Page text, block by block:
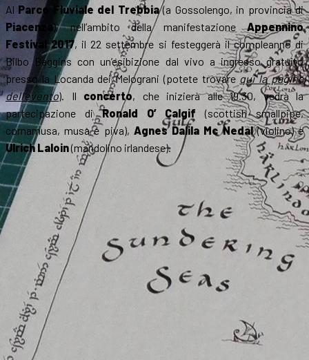
Al Parco Fluviale del Trebbia(a Gossolengo, in provincia di
Piacenza), nell’ambito della manifestazioneAppennino
Festival 2017, il 22 settembre si festeggerà il compleanno di
Bilbo Baggins con un’esibizione dal vivo a ingresso gratuito
presso la Locanda dei Melograni (potete trovare qui la pagina
dell’evento). Il concerto, che inizierà alle 19.30, vedrà la
partecipazione diRonald O’ Calgif (scottish smallpipe,
cornamusa, musa e piva), Agnes Dalila Mc Nedal(violino) e
Ulrich Laloin(mandolino irlandese).